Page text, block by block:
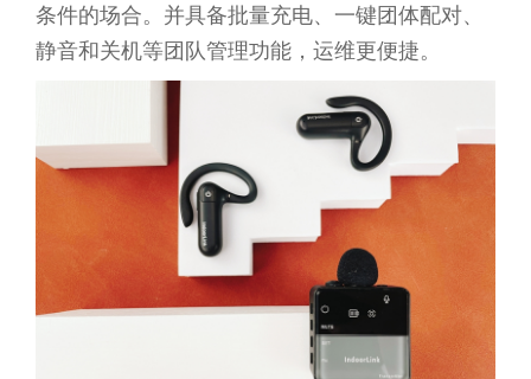
条件的场合。并具备批量充电、一键团体配对、
静音和关机等团队管理功能，运维更便捷。